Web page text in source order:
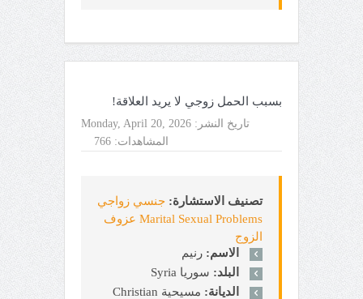
بسبب الحمل زوجي لا يريد العلاقة!
تاريخ النشر: Monday, April 20, 2026
المشاهدات: 766
تصنيف الاستشارة: جنسي زواجي
Marital Sexual Problems عزوف
الزوج
الاسم: رنيم
البلد: سوريا Syria
الديانة: مسيحية Christian